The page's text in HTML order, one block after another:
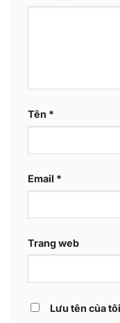
Tên *
Email *
Trang web
Lưu tên của